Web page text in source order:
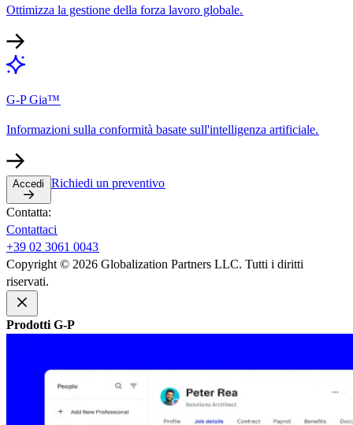
Ottimizza la gestione della forza lavoro globale.​​
G-P Gia™​​
Informazioni sulla conformità basate sull'intelligenza artificiale.​​
Accedi​​ Richiedi un preventivo​​
Contatta:​​
Contattaci​​
+39 02 3061 0043​​
Copyright © 2026 Globalization Partners LLC. Tutti i diritti
riservati.​​
Prodotti G-P​​